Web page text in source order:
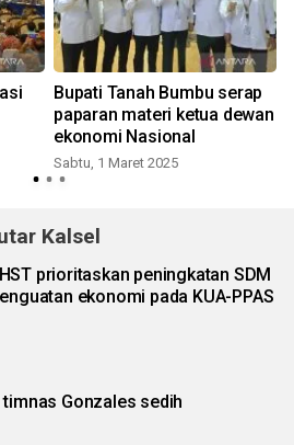
Bupati Tanah Bumbu serap
paparan materi ketua dewan
ekonomi Nasional
Sabtu, 1 Maret 2025
Kalsel
prioritaskan peningkatan SDM
ekonomi pada KUA-PPAS
timnas Gonzales sedih